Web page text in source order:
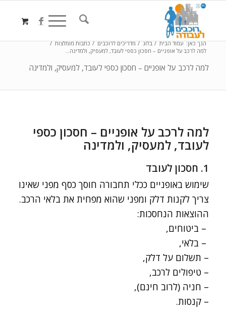
למה לרכב על אופניים – חסכון כספי לעובד, למעסיק, ולמדינה
הנך כאן: עמוד הבית / בלוג / מדריכים לרוכבים / כתבות מומלצות /
למה לרכב על אופניים – חסכון כספי לעובד, למעסיק, ולמדינה...
למה לרכב על אופניים – חסכון כספי
לעובד, למעסיק, ולמדינה
1. חסכון לעובד
שימוש באופניים ככלי תחבורה חוסך כסף מפני שאינו
צריך לקנות דלק ומפני שהוא מפחית את בלאי הרכב.
ההוצאות הנחסכות:
– ביטוחים,
– בלאי,
– תשלום על דלק,
– טיפולים לרכב,
– חניה (לרוב חינם),
– קנסות.